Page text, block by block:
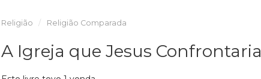
Religião Religião Comparada
A Igreja que Jesus Confrontaria